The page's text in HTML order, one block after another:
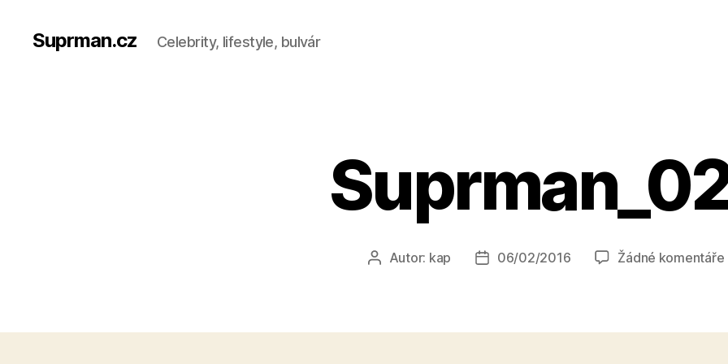
Suprman.cz Celebrity, lifestyle, bulvár
AutorAutor: kap
Datum
06/02/2016 Žádné komentářeu